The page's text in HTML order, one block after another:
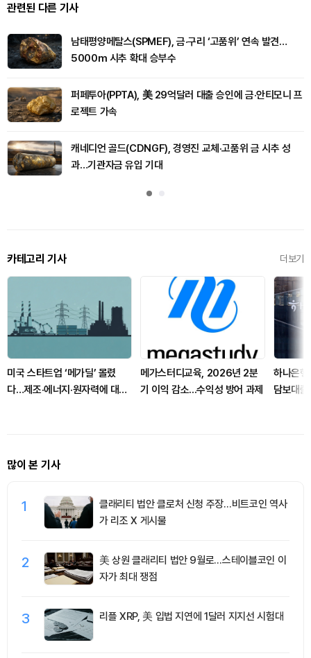
관련된 다른 기사
남태평양메탈스(SPMEF), 금·구리 ‘고품위’ 연속 발견…
5000m 시추 확대 승부수
퍼페투아(PPTA), 美 29억달러 대출 승인에 금·안티모니 프
로젝트 가속
캐네디언 골드(CDNGF), 경영진 교체·고품위 금 시추 성
과…기관자금 유입 기대
카테고리 기사 더보기
미국 스타트업 ‘메가딜’ 몰렸
다…제조·에너지·원자력에 대형
메가스터디교육, 2026년 2분
기 이익 감소...수익성 방어 과제
하나은행
담보대
많이 본 기사
1
클래리티 법안 클로처 신청 주장…비트코인 역사
가 리조 X 게시물
2
美 상원 클래리티 법안 9월로…스테이블코인 이
자가 최대 쟁점
3 리플 XRP, 美 입법 지연에 1달러 지지선 시험대